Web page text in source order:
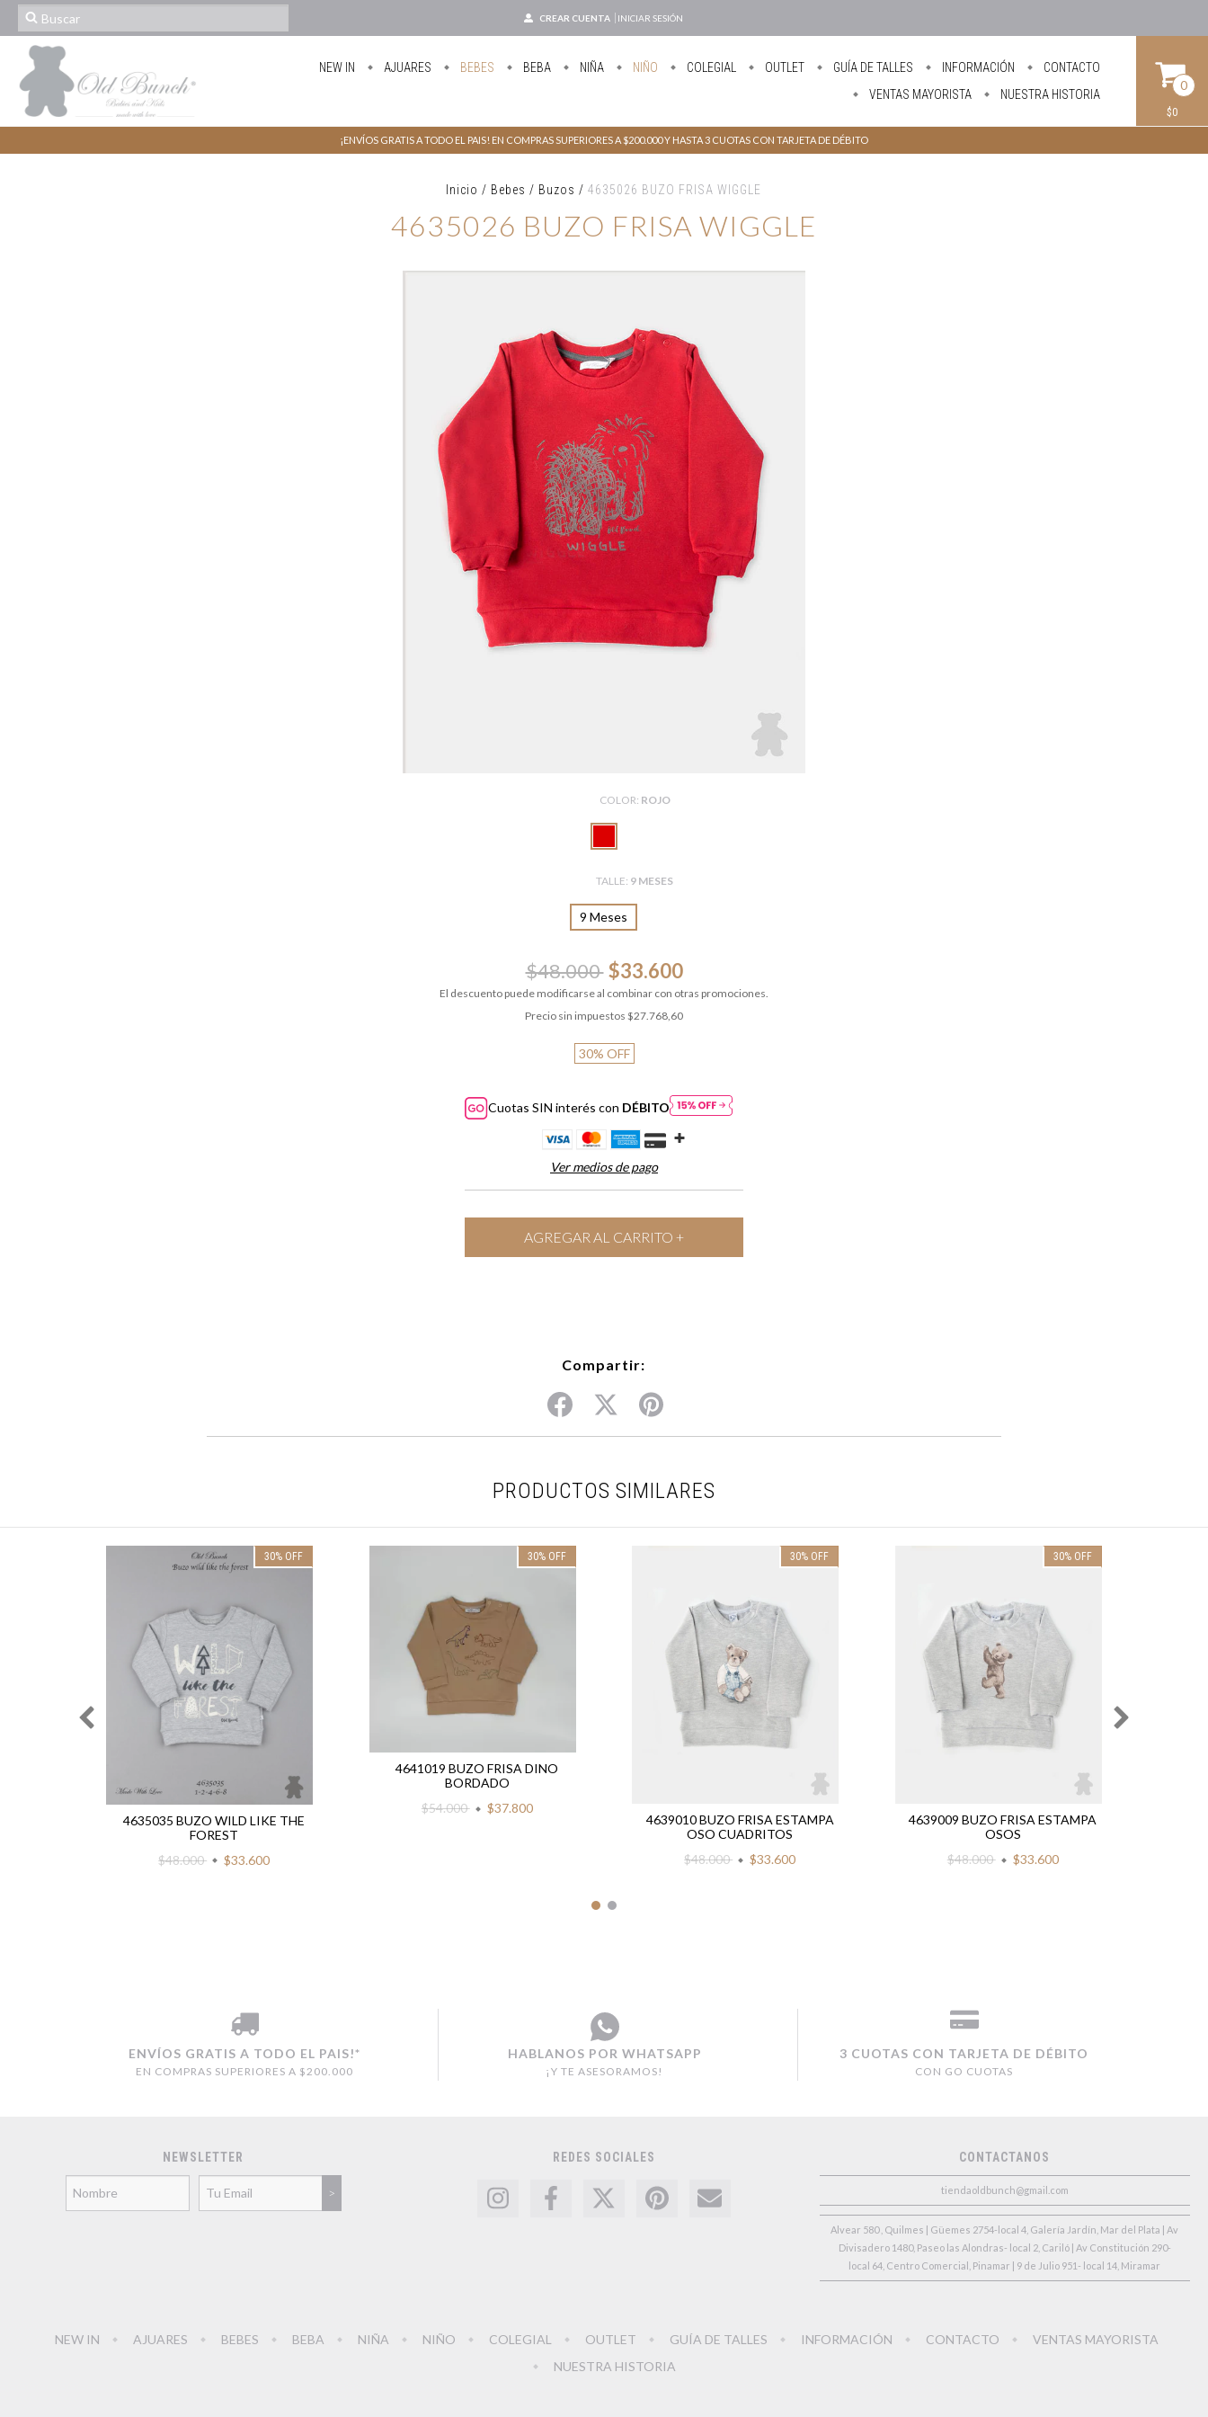
CREAR CUENTA INICIAR SESIÓN
NEW IN AJUARES BEBES BEBA NIÑA NIÑO COLEGIAL OUTLET GUÍA DE TALLES INFORMACIÓN
CONTACTO
VENTAS MAYORISTA
NUESTRA HISTORIA
0
$0
¡ENVÍOS GRATIS A TODO EL PAIS! EN COMPRAS SUPERIORES A $200.000 Y HASTA 3 CUOTAS CON TARJETA DE DÉBITO
Inicio / Bebes / Buzos / 4635026 BUZO FRISA WIGGLE
4635026 BUZO FRISA WIGGLE
COLOR: ROJO
TALLE: 9 MESES
9 Meses
$48.000 $33.600
El descuento puede modificarse al combinar con otras promociones.
Precio sin impuestos $27.768,60
30% OFF
Cuotas SIN interés con DÉBITO
Ver medios de pago
Compartir:
PRODUCTOS SIMILARES
30% OFF
4635035 BUZO WILD LIKE THE
FOREST
$48.000
$33.600
30% OFF
4641019 BUZO FRISA DINO
BORDADO
$54.000
$37.800
30% OFF
4639010 BUZO FRISA ESTAMPA
OSO CUADRITOS
$48.000
$33.600
30% OFF
4639009 BUZO FRISA ESTAMPA
OSOS
$48.000
$33.600
ENVÍOS GRATIS A TODO EL PAIS!*
EN COMPRAS SUPERIORES A $200.000
HABLANOS POR WHATSAPP
¡Y TE ASESORAMOS!
3 CUOTAS CON TARJETA DE DÉBITO
CON GO CUOTAS
NEWSLETTER REDES SOCIALES CONTACTANOS
tiendaoldbunch@gmail.com
Alvear 580 , Quilmes | Güemes 2754-local 4, Galería Jardín, Mar del Plata | Av
Divisadero 1480, Paseo las Alondras- local 2, Cariló | Av Constitución 290-
local 64, Centro Comercial, Pinamar | 9 de Julio 951- local 14, Miramar
NEW IN AJUARES BEBES BEBA NIÑA NIÑO COLEGIAL OUTLET GUÍA DE TALLES INFORMACIÓN CONTACTO
VENTAS MAYORISTA
NUESTRA HISTORIA